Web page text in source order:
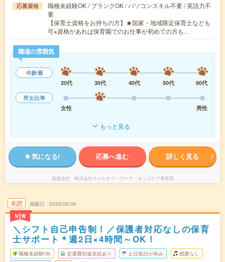
応募資格
職種未経験OK / ブランクOK / パソコンスキル不要 / 英語力不
要
【保育士資格をお持ちの方】★国家・地域限定保育士なども
可※資格があれば保育園でのお仕事が初めての方も…
職場の雰囲気
年齢層
20代
30代 40代 50代
60代
男女比率
女性
男性
もっと見る
気になる! 応募へ進む 詳しく見る
派遣会社 株式会社ウィルオブ・ワーク キッズケア事業部
未読
NEW
掲載日 2026/08/06
＼シフト自己申告制！／保護者対応なしの保育
士サポート＊週2日×4時間～OK！
職種未経験OK 交通費別途支給あり 土日祝日が休み 残業なし